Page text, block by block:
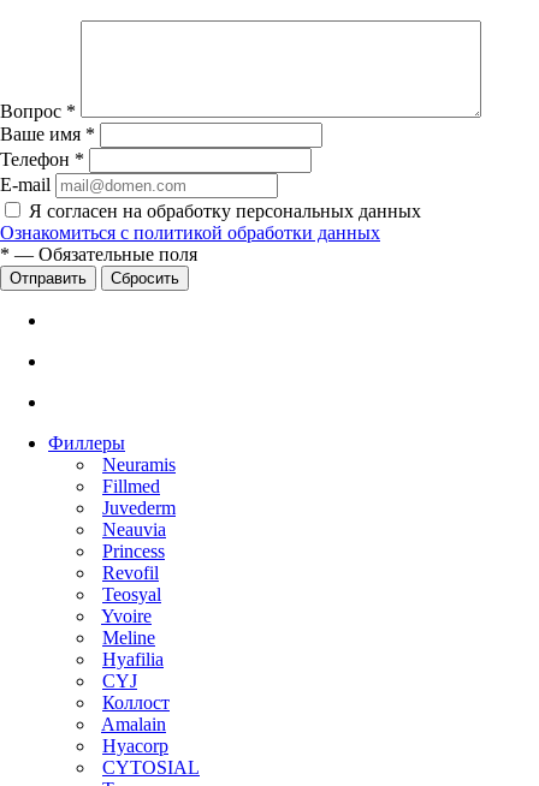
Вопрос *
Ваше имя *
Телефон *
E-mail
Я согласен на обработку персональных данных
Ознакомиться с политикой обработки данных
* — Обязательные поля
Сбросить
Филлеры
Neuramis
Fillmed
Juvederm
Neauvia
Princess
Revofil
Teosyal
Yvoire
Meline
Hyafilia
CYJ
Коллост
Amalain
Hyacorp
CYTOSIAL